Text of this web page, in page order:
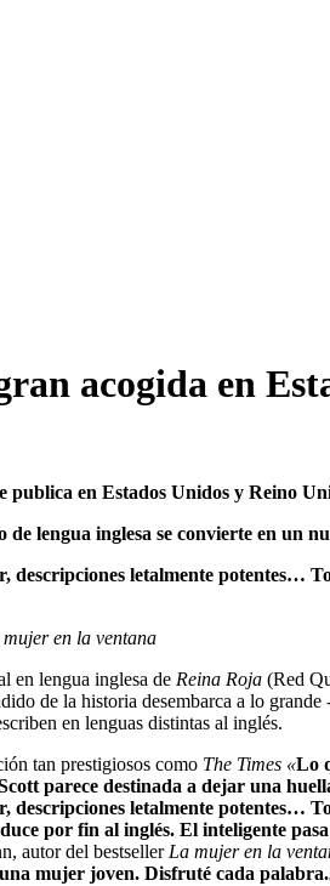
acogida en
publica en Estados Unidos y Reino
lengua inglesa se convierte en un
descripciones letalmente potentes…
mujer en la ventana
en lengua inglesa de Reina Roja (Red
de la historia desembarca a lo
en lenguas distintas al inglés.
tan prestigiosos como The Times «Lo
parece destinada a dejar una
descripciones letalmente potentes…
por fin al inglés. El inteligente
autor del bestseller La mujer en la
mujer joven. Disfruté cada palabra.